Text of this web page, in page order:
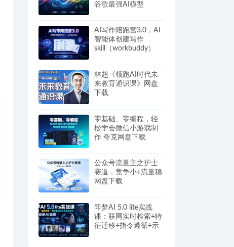
谷歌最强AI模型
AI写作陪跑营3.0，Ai
智能体创建写作
skill（workbuddy）
林超《领跑AI时代未
来教育通识课》网盘
下载
零基础、零编程，轻
松学会微信小游戏制
作 夸克网盘下载
公众号流量主之护士
赛道，竞争小+流量稳
网盘下载
即梦AI 5.0 lite实战
课：联网实时检索+特
征迁移+指令遵循+示